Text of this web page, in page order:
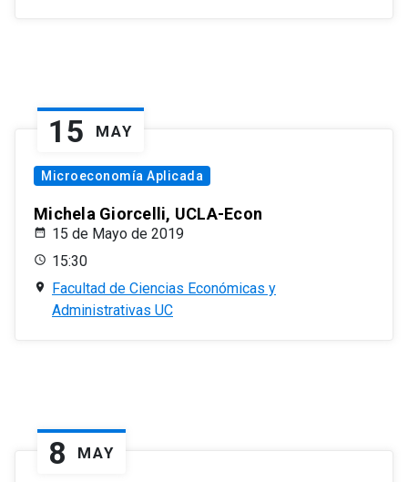
15 MAY
Microeconomía Aplicada
Michela Giorcelli, UCLA-Econ
15 de Mayo de 2019
15:30
Facultad de Ciencias Económicas y
Administrativas UC
8 MAY